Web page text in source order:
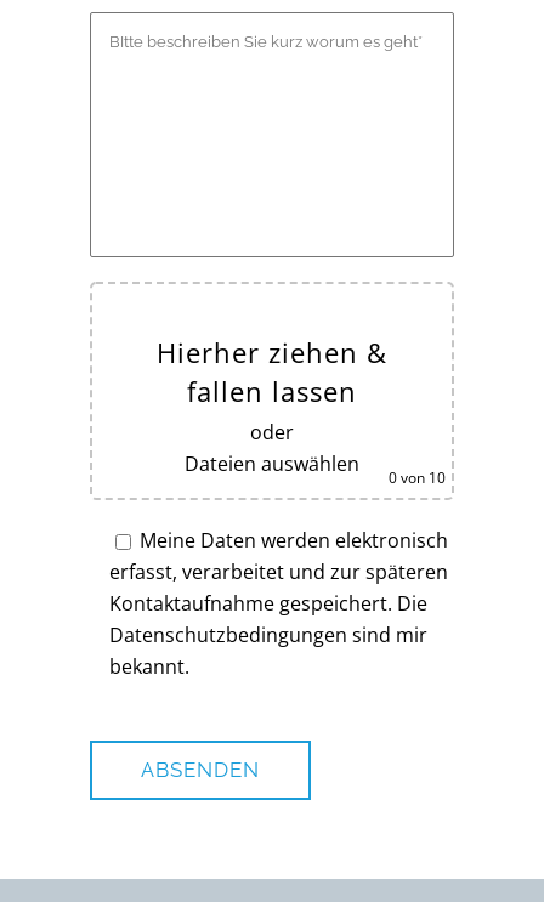
Hierher ziehen &
fallen lassen
oder
Dateien auswählen
0von 10
Meine Daten werden elektronisch
erfasst, verarbeitet und zur späteren
Kontaktaufnahme gespeichert. Die
Datenschutzbedingungen sind mir
bekannt.